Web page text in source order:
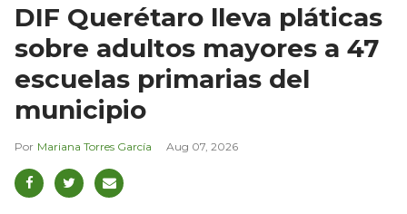
DIF Querétaro lleva pláticas
sobre adultos mayores a 47
escuelas primarias del
municipio
Mariana Torres García Aug 07, 2026